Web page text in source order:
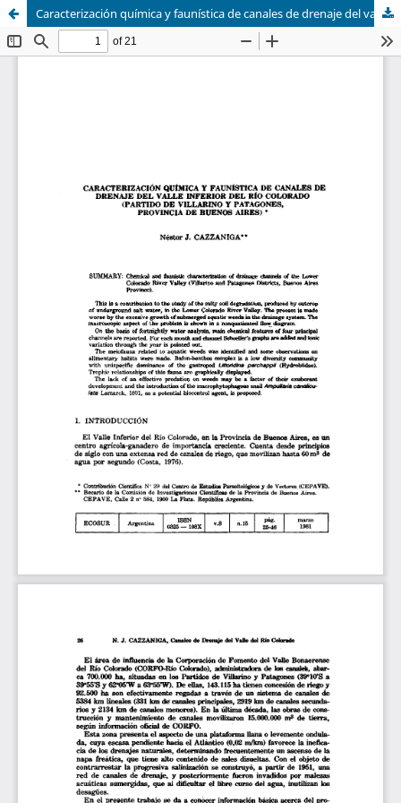
Caracterización química y faunística de canales de drenaje del valle inferior del Río Colorado (Partido de Villarino y Patagones, provincia de Buenos Aires)